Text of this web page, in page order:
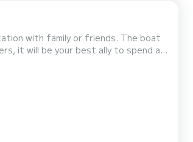
family or friends. The boat
it will be your best ally to spend an